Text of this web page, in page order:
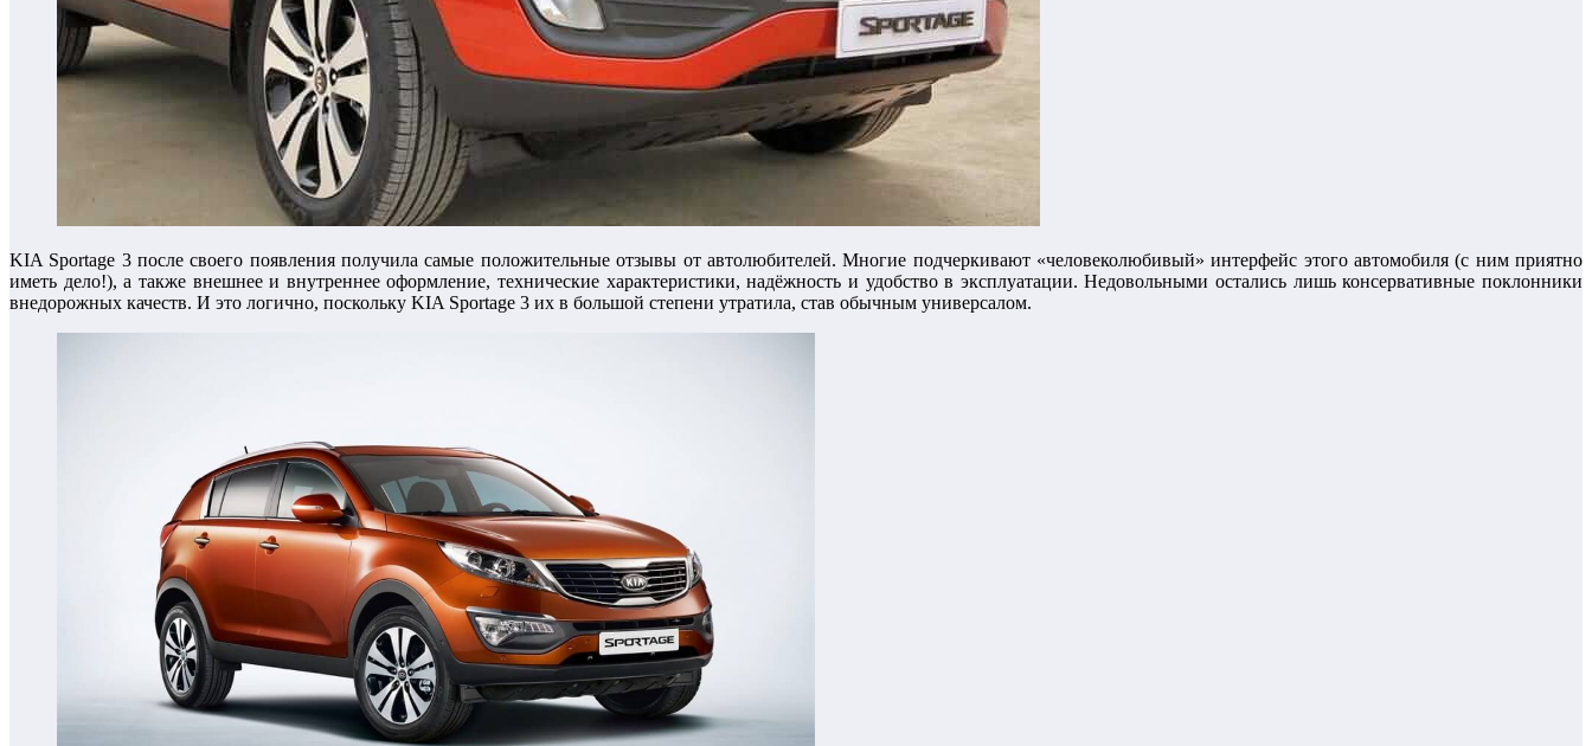
KIA Sportage 3 после своего появления получила самые положительные отзывы от автолюбителей. Многие подчеркивают «человеколюбивый» интерфейс этого автомобиля (с ним приятно
иметь дело!), а также внешнее и внутреннее оформление, технические характеристики, надёжность и удобство в эксплуатации. Недовольными остались лишь консервативные поклонники
внедорожных качеств. И это логично, поскольку KIA Sportage 3 их в большой степени утратила, став обычным универсалом.